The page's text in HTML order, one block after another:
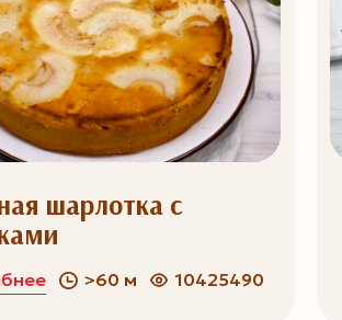
шарлотка с
>60 м 10425490